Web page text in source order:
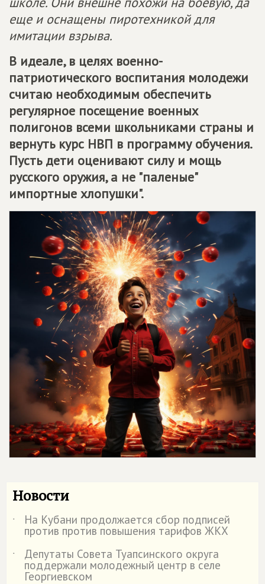
еще и оснащены пиротехникой для
имитации взрыва.
В идеале, в целях военно-
патриотического воспитания молодежи
считаю необходимым обеспечить
регулярное посещение военных
полигонов всеми школьниками страны и
вернуть курс НВП в программу обучения.
Пусть дети оценивают силу и мощь
русского оружия, а не "паленые"
импортные хлопушки".
Новости
˙ На Кубани продолжается сбор подписей
против против повышения тарифов ЖКХ
˙
Депутаты Совета Туапсинского округа
поддержали молодежный центр в селе
Георгиевском